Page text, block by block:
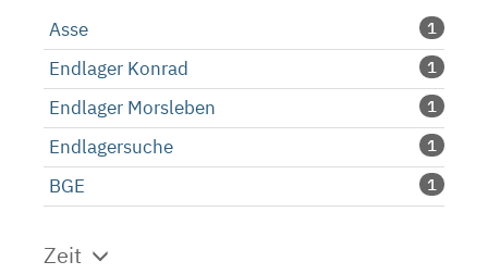
Asse 1
Endlager Konrad 1
Endlager Morsleben 1
Endlagersuche 1
BGE 1
Zeit